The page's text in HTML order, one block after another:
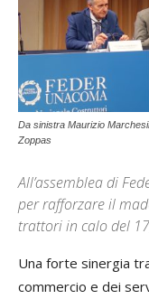
Da sinistra Maurizio
Zoppas
All’assemblea di
per rafforzare il
trattori in calo del
Una forte sinergia
commercio e dei